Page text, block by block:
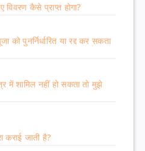
कैसे प्राप्त होगा?
पुनर्निर्धारित या रद्द कर सकता
में शामिल नहीं हो सकता तो मुझे
कराई जाती है?